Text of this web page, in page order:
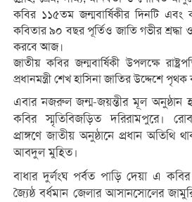
কবির ১১৫তম জন্মবার্ষিকীর দিনটি এবং
কবিতার ৯০ বছর পূর্তিও জাতি গভীর শ্রদ্ধা
করবে আজ।
জাতীয় কবির জন্মবার্ষিকী উপলক্ষে
প্রধানমন্ত্রী শেখ হাসিনা জাতির উদ্দেশে পৃথক
এবার নজরুল জন্ম-জয়ন্তীর মূল অনুষ্ঠান
কবির স্মৃতিবিজড়িত দরিরামপুরে।
প্রাঙ্গণে জাতীয় অনুষ্ঠানে প্রধান অতিথি
আবদুল মুহিত।
বাধার দুর্লংঘ পর্বত পাড়ি দেয়া এ
জ্যৈষ্ঠ বর্ধমান জেলার আসানসোলের